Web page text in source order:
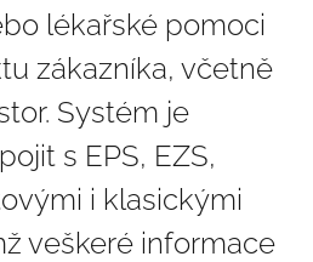
lékařské pomoci
zákazníka, včetně
Systém je
s EPS, EZS,
i klasickými
veškeré informace